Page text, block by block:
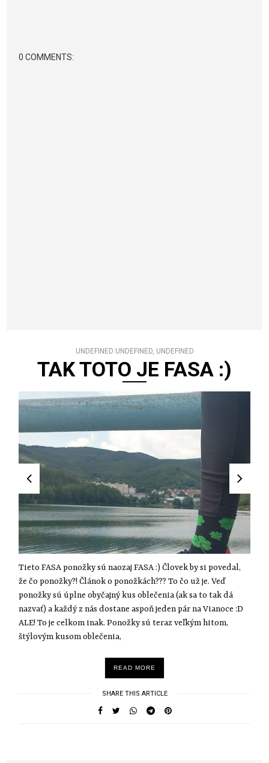
0 COMMENTS:
UNDEFINED UNDEFINED, UNDEFINED
TAK TOTO JE FASA :)
Tieto FASA ponožky sú naozaj FASA :) Človek by si povedal,
že čo ponožky?! Článok o ponožkách??? To čo už je. Veď
ponožky sú úplne obyčajný kus oblečenia (ak sa to tak dá
nazvať) a každý z nás dostane aspoň jeden pár na Vianoce :D
ALE! To je celkom inak. Ponožky sú teraz veľkým hitom,
štýlovým kusom oblečenia,
READ MORE
SHARE THIS ARTICLE